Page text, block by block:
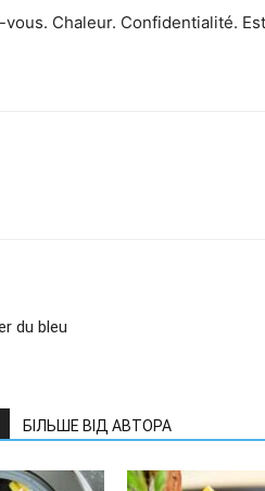
Chaleur. Confidentialité.
du bleu
БІЛЬШЕ ВІД АВТОРА